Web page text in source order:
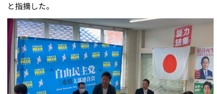
と指摘した。